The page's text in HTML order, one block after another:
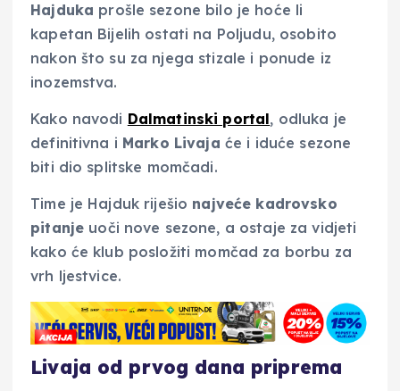
Hajduka prošle sezone bilo je hoće li
kapetan Bijelih ostati na Poljudu, osobito
nakon što su za njega stizale i ponude iz
inozemstva.
Kako navodi Dalmatinski portal, odluka je
definitivna i Marko Livaja će i iduće sezone
biti dio splitske momčadi.
Time je Hajduk riješio najveće kadrovsko
pitanje uoči nove sezone, a ostaje za vidjeti
kako će klub posložiti momčad za borbu za
vrh ljestvice.
Livaja od prvog dana priprema